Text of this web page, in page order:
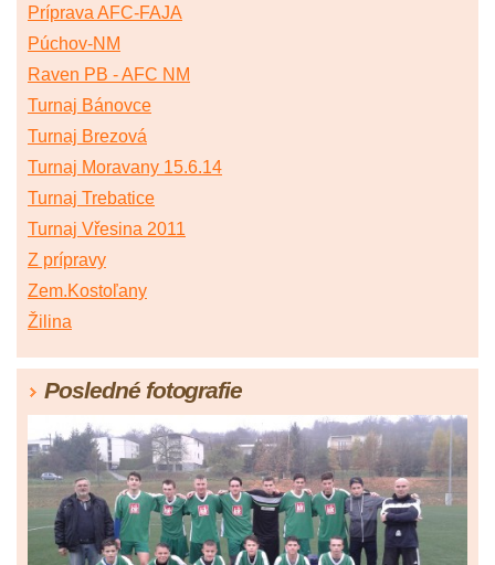
Príprava AFC-FAJA
Púchov-NM
Raven PB - AFC NM
Turnaj Bánovce
Turnaj Brezová
Turnaj Moravany 15.6.14
Turnaj Trebatice
Turnaj Vřesina 2011
Z prípravy
Zem.Kostoľany
Žilina
Posledné fotografie